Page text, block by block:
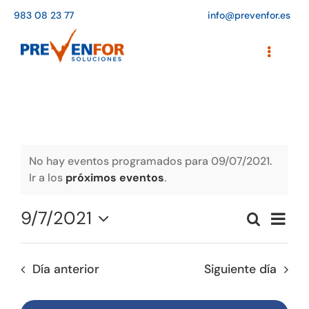
contenido
983 08 23 77 info@prevenfor.es
Toggle
Agenda de cursos
Adaptación a la LOPD
No hay eventos programados para 09/07/2021.
Ir a los próximos eventos.
Buscar
vistas
de
Día
9/7/2021
Seleccionar
Día anterior Siguiente día